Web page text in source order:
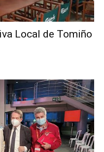
Local de Tomiño